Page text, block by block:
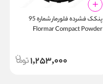
پنکک فشرده فلورمار شماره 95
Flormar Compact Powder
1,253,000